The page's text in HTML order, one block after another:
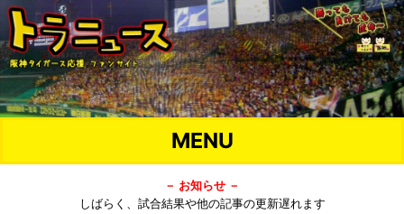
MENU
－ お知らせ －
しばらく、試合結果や他の記事の更新遅れます